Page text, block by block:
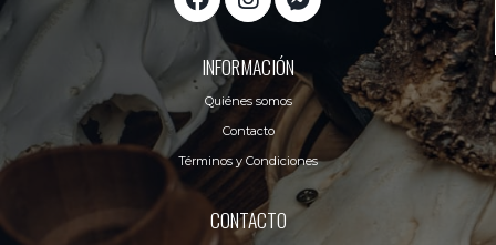
INFORMACIÓN
Quiénes somos
Contacto
Términos y Condiciones
CONTACTO